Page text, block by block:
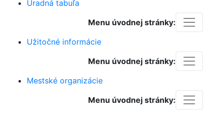
Úradná tabuľa
Menu úvodnej stránky:
Užitočné informácie
Menu úvodnej stránky:
Mestské organizácie
Menu úvodnej stránky: